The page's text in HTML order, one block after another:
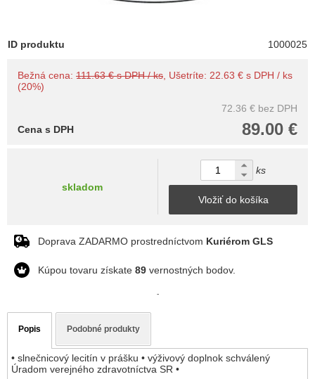
ID produktu 1000025
Bežná cena: 111.63 € s DPH / ks , Ušetríte: 22.63 € s DPH / ks
(20%)
72.36 € bez DPH
89.00 €
Cena s DPH
skladom
ks
Vložiť do košíka
Doprava ZADARMO prostredníctvom Kuriérom GLS
Kúpou tovaru získate 89 vernostných bodov.
-
Popis Podobné produkty
• slnečnicový lecitín v prášku • výživový doplnok schválený
Úradom verejného zdravotníctva SR •